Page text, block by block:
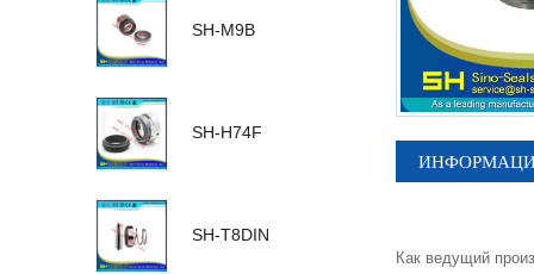
SH-M9B
SH-H74F
SH-T8DIN
Как ведущий